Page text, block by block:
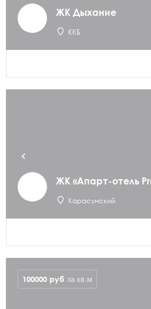
ЖК Дыхание
ККБ
ЖК «Апарт-отель
Карасунский
100000 руб за кв.м